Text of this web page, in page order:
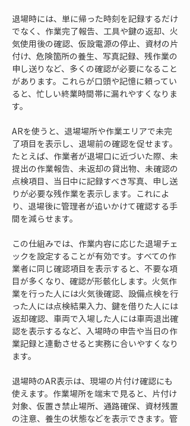
退場時には、単に帰った時刻を記録するだけ
でなく、作業完了報告、工具や鍵の返却、火
気使用後の確認、仮設電源の停止、資材の片
付け、危険箇所の養生、写真記録、残作業の
申し送りなど、多くの確認が必要になること
があります。これらが口頭や記憶に頼ってい
ると、忙しい終業時間帯に漏れやすくなりま
す。
ARを使うと、退場場所や作業エリアで未完
了項目を表示し、退場前の確認を促せます。
たとえば、作業者が退場口に近づいた際、未
提出の作業報告、未返却の貸出物、未確認の
点検項目、当日中に記録すべき写真、申し送
りが必要な残作業を表示します。これによ
り、退場後に管理者が追いかけて確認する手
間を減らせます。
この仕組みでは、作業内容に応じた退場チェ
ックを設定することが有効です。すべての作
業者に同じ確認項目を表示すると、不要な項
目が多くなり、確認が形骸化します。火気作
業を行った人には火気後確認、設備点検を行
った人には点検結果入力、鍵を借りた人には
返却確認、車両で入場した人には車両退出確
認を表示するなど、入場時の申告や当日の作
業記録と連動させると実務に合いやすくなり
ます。
退場時のAR表示は、現場の片付け確認にも
使えます。作業場所を端末で見ると、片付け
対象、仮置き禁止場所、通路確保、資材残置
の注意、養生の状態などを表示できます。管